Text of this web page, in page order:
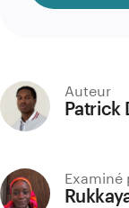
Auteur
Patrick
Examiné